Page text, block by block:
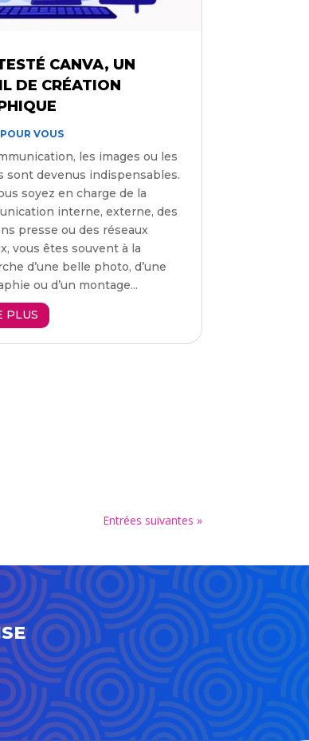
CANVA, UN
DE CRÉATION
VOUS
les images ou les
sont devenus indispensables.
soyez en charge de la
interne, externe, des
presse ou des réseaux
vous êtes souvent à la
d’une belle photo, d’une
ou d’un montage...
PLUS
Entrées suivantes »